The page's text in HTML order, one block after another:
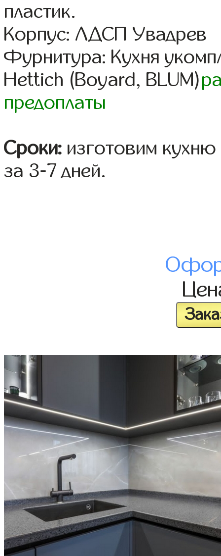
пластик.
Корпус: ЛДСП Увадрев
Фурнитура: Кухня
Hettich (Boyard, BLUM)
предоплаты
Сроки: изготовим
за 3-7 дней.